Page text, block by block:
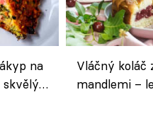
na
skvělý
Vláčný koláč
mandlemi –